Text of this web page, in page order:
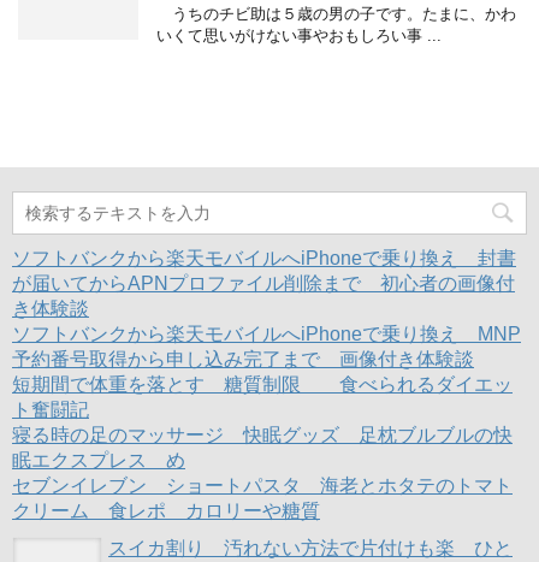
うちのチビ助は５歳の男の子です。たまに、かわ
いくて思いがけない事やおもしろい事 ...
ソフトバンクから楽天モバイルへiPhoneで乗り換え 封書
が届いてからAPNプロファイル削除まで 初心者の画像付
き体験談
ソフトバンクから楽天モバイルへiPhoneで乗り換え MNP
予約番号取得から申し込み完了まで 画像付き体験談
短期間で体重を落とす 糖質制限 食べられるダイエッ
ト奮闘記
寝る時の足のマッサージ 快眠グッズ 足枕ブルブルの快
眠エクスプレス め
セブンイレブン ショートパスタ 海老とホタテのトマト
クリーム 食レポ カロリーや糖質
スイカ割り 汚れない方法で片付けも楽 ひと